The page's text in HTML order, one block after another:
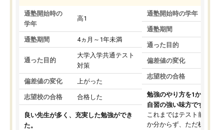
通塾開始時の
学年
高1
通塾期間 4ヵ月～1年未満
通った目的
大学入学共通テスト
対策
偏差値の変化 上がった
志望校の合格 合格した
良い先生が多く、充実した勉強ができ
た。
通塾開始時の学年
通塾期間
通った目的
偏差値の変化
志望校の合格
勉強のやり方を1から教
自習の強い味方です。
これまではテスト前に何
か分からず、ただ机に座